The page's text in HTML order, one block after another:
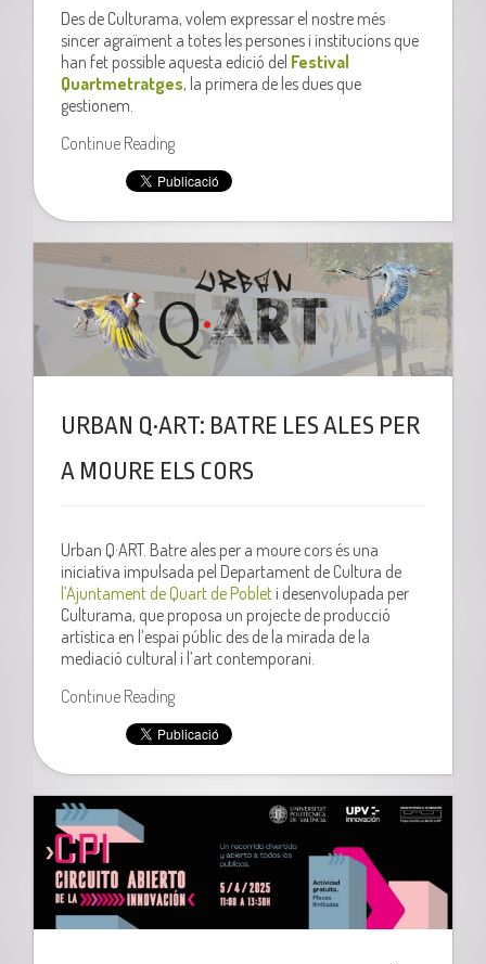
Des de Culturama, volem expressar el nostre més
sincer agraïment a totes les persones i institucions que
han fet possible aquesta edició del Festival
Quartmetratges, la primera de les dues que
gestionem.
Continue Reading
URBAN Q·ART: BATRE LES ALES PER
A MOURE ELS CORS
Urban Q·ART. Batre ales per a moure cors és una
iniciativa impulsada pel Departament de Cultura de
l’Ajuntament de Quart de Poblet i desenvolupada per
Culturama, que proposa un projecte de producció
artística en l’espai públic des de la mirada de la
mediació cultural i l’art contemporani.
Continue Reading